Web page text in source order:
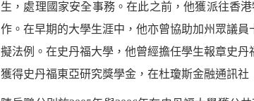
生，處理國家安全事務。在此之前，他獲派往香
作。在早期的大學生涯中，他亦曾協助加州眾議員
擬法例。在史丹福大學，他曾經擔任學生報章史丹
獲得史丹福東亞研究獎學金，在杜瓊斯金融通訊社